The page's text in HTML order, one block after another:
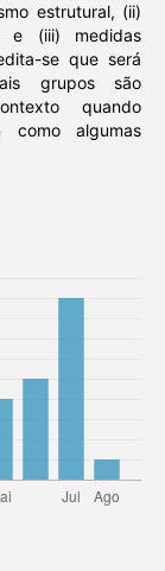
estrutural, (ii)
e (iii) medidas
se que será
grupos são
quando
como algumas